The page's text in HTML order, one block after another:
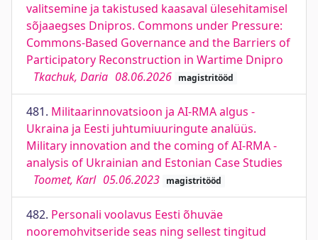
valitsemine ja takistused kaasaval ülesehitamisel
sõjaaegses Dnipros. Commons under Pressure:
Commons-Based Governance and the Barriers of
Participatory Reconstruction in Wartime Dnipro
Tkachuk, Daria 08.06.2026 magistritööd
481. Militaarinnovatsioon ja AI-RMA algus -
Ukraina ja Eesti juhtumiuuringute analüüs.
Military innovation and the coming of AI-RMA -
analysis of Ukrainian and Estonian Case Studies
Toomet, Karl 05.06.2023 magistritööd
482. Personali voolavus Eesti õhuväe
nooremohvitseride seas ning sellest tingitud